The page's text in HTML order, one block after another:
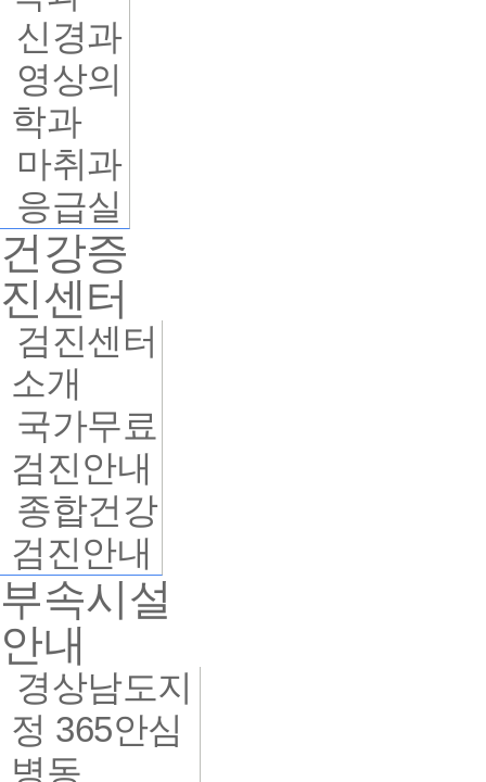
신경과
영상의
학과
마취과
응급실
건강증
진센터
검진센터
소개
국가무료
검진안내
종합건강
검진안내
부속시설
안내
경상남도지
정 365안심
병동